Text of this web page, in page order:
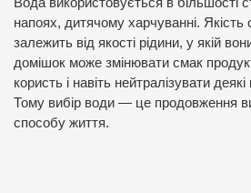
Вода використовується в більшості
напоях, дитячому харчуванні.
залежить від якості рідини, у якій
домішок може змінювати смак
користь і навіть нейтралізувати
Тому вибір води — це продовження
способу життя.